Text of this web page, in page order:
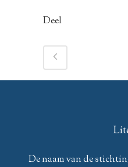
Deel
De naam van de